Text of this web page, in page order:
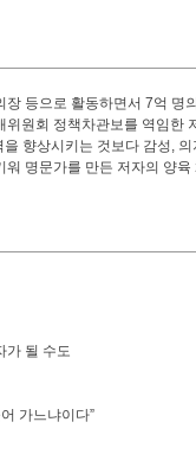
등으로 활동하면서 7억
원회 정책차관보를 역임한
향상시키는 것보다 감성,
명문가를 만든 저자의 양
가 될 수도
가느냐이다”